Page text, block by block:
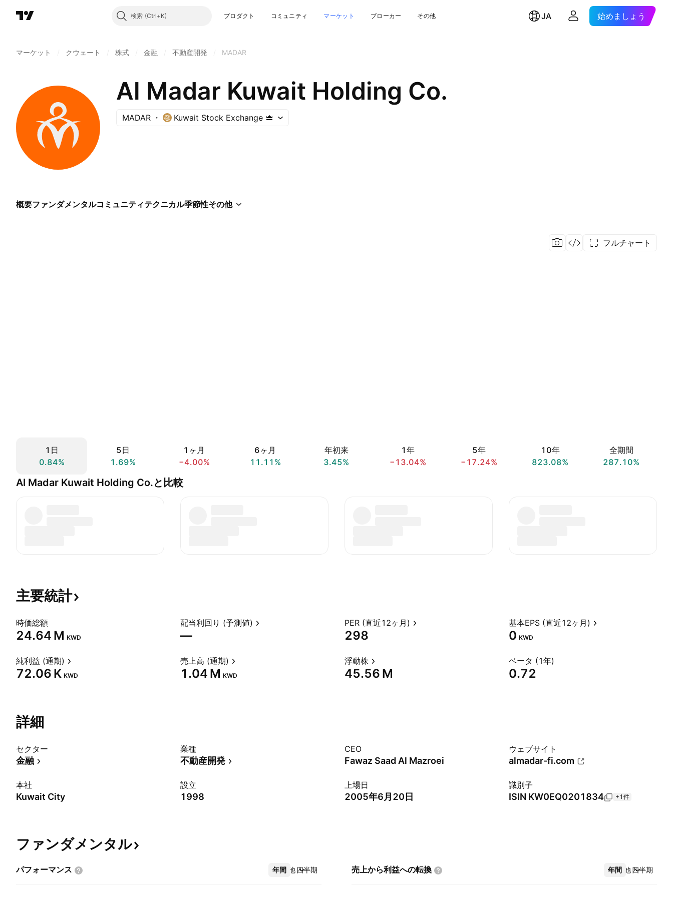
検索 プロダクト コミュニティ マーケット ブローカー その他 JA 始めましょう
マーケット クウェート 株式 金融 不動産開発 MADAR
Al Madar Kuwait Holding Co.
MADAR Kuwait Stock Exchange
概要ファンダメンタルコミュニティテクニカル季節性その他
フルチャート
1日
0.84%
5日
1.69%
1ヶ月
−4.00%
6ヶ月
11.11%
年初来
3.45%
1年
−13.04%
5年
−17.24%
10年
823.08%
全期間
287.10%
Al Madar Kuwait Holding Co.と比較
主要統計
時価総額
‪24.64 M‬ KWD
配当利回り (予測値)
—
PER (直近12ヶ月)
298
基本EPS (直近12ヶ月)
0 KWD
純利益 (通期)
‪72.06 K‬ KWD
売上高 (通期)
‪1.04 M‬ KWD
浮動株
‪45.56 M‬
ベータ (1年)
0.72
詳細
セクター
金融
業種
不動産開発
CEO
Fawaz Saad Al Mazroei
ウェブサイト
almadar-fi.com
本社
Kuwait City
設立
1998
上場日
2005年6月20日
識別子
ISIN KW0EQ0201834 +1件
ファンダメンタル
パフォーマンス 年間 四半期
その他 売上から利益への転換 年間 四半期
その他